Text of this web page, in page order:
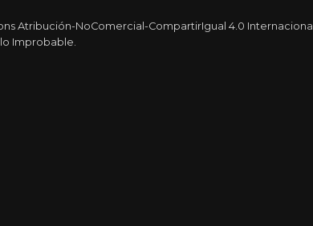
Atribución-NoComercial-CompartirIgual 4.0 Internacional.
Improbable.